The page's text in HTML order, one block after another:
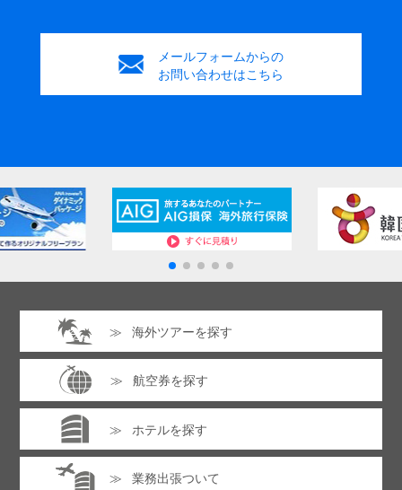
メールフォームからの
お問い合わせはこちら
海外ツアーを探す
航空券を探す
ホテルを探す
業務出張ついて